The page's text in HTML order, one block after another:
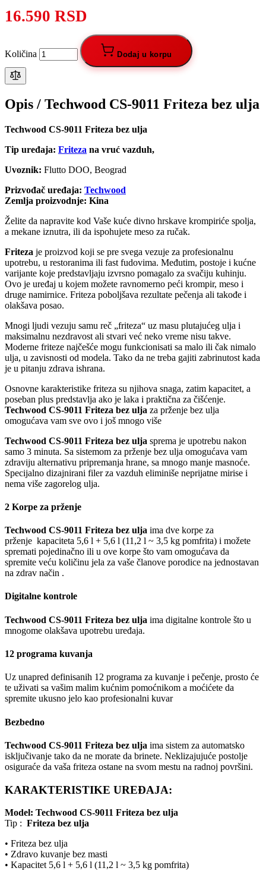
16.590 RSD
Količina Dodaj u korpu
Opis / Techwood CS-9011 Friteza bez ulja
Techwood CS-9011 Friteza bez ulja
Tip uređaja: Friteza na vruć vazduh,
Uvoznik: Flutto DOO, Beograd
Prizvođač uređaja: Techwood
Zemlja proizvodnje: Kina
Želite da napravite kod Vaše kuće divno hrskave krompiriće spolja,
a mekane iznutra, ili da ispohujete meso za ručak.
Friteza je proizvod koji se pre svega vezuje za profesionalnu
upotrebu, u restoranima ili fast fudovima. Međutim, postoje i kućne
varijante koje predstavljaju izvrsno pomagalo za svačiju kuhinju.
Ovo je uređaj u kojem možete ravnomerno peći krompir, meso i
druge namirnice. Friteza poboljšava rezultate pečenja ali takođe i
olakšava posao.
Mnogi ljudi vezuju samu reč „friteza“ uz masu plutajućeg ulja i
maksimalnu nezdravost ali stvari već neko vreme nisu takve.
Moderne friteze najčešće mogu funkcionisati sa malo ili čak nimalo
ulja, u zavisnosti od modela. Tako da ne treba gajiti zabrinutost kada
je u pitanju zdrava ishrana.
Osnovne karakteristike friteza su njihova snaga, zatim kapacitet, a
poseban plus predstavlja ako je laka i praktična za čišćenje.
Techwood CS-9011 Friteza bez ulja za prženje bez ulja
omogućava vam sve ovo i još mnogo više
Techwood CS-9011 Friteza bez ulja sprema je upotrebu nakon
samo 3 minuta. Sa sistemom za prženje bez ulja omogućava vam
zdraviju alternativu pripremanja hrane, sa mnogo manje masnoće.
Specijalno dizajnirani filer za vazduh eliminiše neprijatne mirise i
nema više zagorelog ulja.
2 Korpe za prženje
Techwood CS-9011 Friteza bez ulja ima dve korpe za
prženje kapaciteta 5,6 l + 5,6 l (11,2 l ~ 3,5 kg pomfrita) i možete
spremati pojedinačno ili u ove korpe što vam omogućava da
spremite veću količinu jela za vaše članove porodice na jednostavan
na zdrav način .
Digitalne kontrole
Techwood CS-9011 Friteza bez ulja ima digitalne kontrole što u
mnogome olakšava upotrebu uređaja.
12 programa kuvanja
Uz unapred definisanih 12 programa za kuvanje i pečenje, prosto će
te uživati sa vašim malim kućnim pomoćnikom a moćićete da
spremite ukusno jelo kao profesionalni kuvar
Bezbedno
Techwood CS-9011 Friteza bez ulja ima sistem za automatsko
isključivanje tako da ne morate da brinete. Neklizajujuće postolje
osiguraće da vaša friteza ostane na svom mestu na radnoj površini.
KARAKTERISTIKE UREĐAJA:
Model: Techwood CS-9011 Friteza bez ulja
Tip : Friteza bez ulja
• Friteza bez ulja
• Zdravo kuvanje bez masti
• Kapacitet 5,6 l + 5,6 l (11,2 l ~ 3,5 kg pomfrita)